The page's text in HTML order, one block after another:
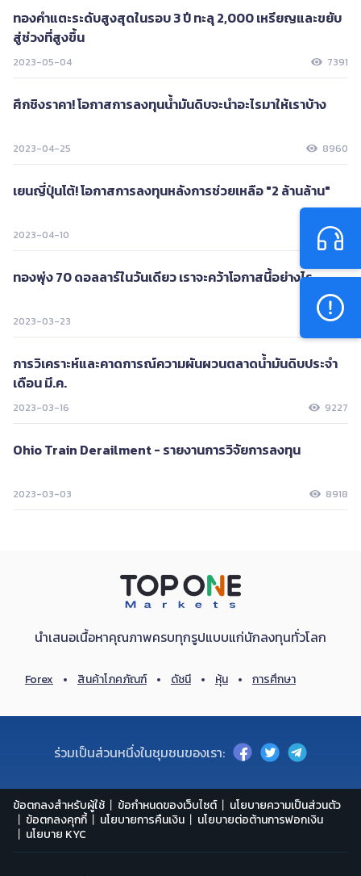
ทองคำแตะระดับสูงสุดในรอบ 3 ปี ทะลุ 2,000 เหรียญและขยับ
สู่ช่วงที่สูงขึ้น
2023-05-04 7391
ศึกชิงราคา! โอกาสการลงทุนน้ำมันดิบจะนำอะไรมาให้เราบ้าง
2023-04-25 8960
เยนญี่ปุ่นโต้! โอกาสการลงทุนหลังการช่วยเหลือ "2 ล้านล้าน"
2023-04-10 9208
ทองพุ่ง 70 ดอลลาร์ในวันเดียว เราจะคว้าโอกาสนี้อย่างไร
2023-03-23 10362
การวิเคราะห์และคาดการณ์ความผันผวนตลาดน้ำมันดิบประจำ
เดือน มี.ค.
2023-03-16 9227
Ohio Train Derailment - รายงานการวิจัยการลงทุน
2023-03-03 8918
นำเสนอเนื้อหาคุณภาพครบทุกรูปแบบแก่นักลงทุนทั่วโลก
Forex สินค้าโภคภัณฑ์ ดัชนี หุ้น การศึกษา
ร่วมเป็นส่วนหนึ่งในชุมชนของเรา:
ข้อตกลงสำหรับผู้ใช้ ข้อกำหนดของเว็บไซต์
นโยบายความเป็นส่วนตัว
ข้อตกลงคุกกี้
นโยบายการคืนเงิน
นโยบายต่อต้านการฟอกเงิน
นโยบาย KYC